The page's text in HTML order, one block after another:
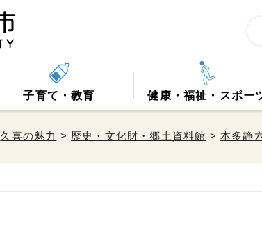
子育て・教育 健康・福祉・スポー
久喜の魅力 > 歴史・文化財・郷土資料館 >本多静